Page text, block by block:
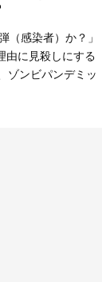
（感染者）か？」
由に見殺しにする
ンビパンデミッ